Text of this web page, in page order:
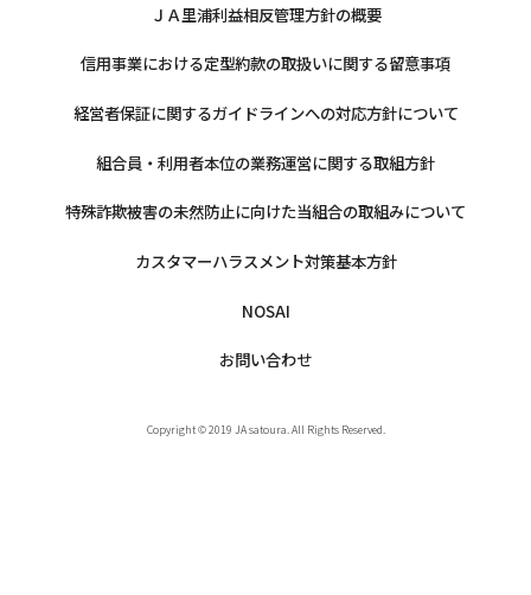
ＪＡ里浦利益相反管理方針の概要
信用事業における定型約款の取扱いに関する留意事項
経営者保証に関するガイドラインへの対応方針について
組合員・利用者本位の業務運営に関する取組方針
特殊詐欺被害の未然防止に向けた当組合の取組みについて
カスタマーハラスメント対策基本方針
NOSAI
お問い合わせ
Copyright © 2019 JA satoura. All Rights Reserved.